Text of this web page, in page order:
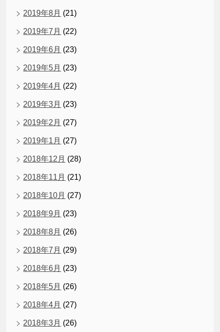
2019年8月 (21)
2019年7月 (22)
2019年6月 (23)
2019年5月 (23)
2019年4月 (22)
2019年3月 (23)
2019年2月 (27)
2019年1月 (27)
2018年12月 (28)
2018年11月 (21)
2018年10月 (27)
2018年9月 (23)
2018年8月 (26)
2018年7月 (29)
2018年6月 (23)
2018年5月 (26)
2018年4月 (27)
2018年3月 (26)